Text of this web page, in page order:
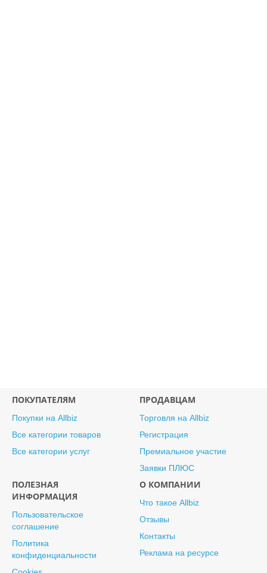
ПОКУПАТЕЛЯМ
Покупки на Allbiz
Все категории товаров
Все категории услуг
ПРОДАВЦАМ
Торговля на Allbiz
Регистрация
Премиальное участие
Заявки ПЛЮС
ПОЛЕЗНАЯ
ИНФОРМАЦИЯ
Пользовательское
соглашение
Политика
конфиденциальности
О КОМПАНИИ
Что такое Allbiz
Отзывы
Контакты
Реклама на ресурсе